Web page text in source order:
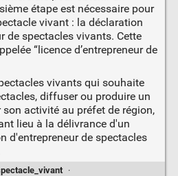
étape est nécessaire pour
vivant : la déclaration
de spectacles vivants. Cette
“licence d’entrepreneur de
vivants qui souhaite
diffuser ou produire un
activité au préfet de région,
lieu à la délivrance d'un
d'entrepreneur de spectacles
·